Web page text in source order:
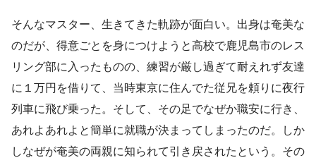
そんなマスター、生きてきた軌跡が面白い。出身は奄美な
のだが、得意ごとを身につけようと高校で鹿児島市のレス
リング部に入ったものの、練習が厳し過ぎて耐えれず友達
に１万円を借りて、当時東京に住んでた従兄を頼りに夜行
列車に飛び乗った。そして、その足でなぜか職安に行き、
あれよあれよと簡単に就職が決まってしまったのだ。しか
しなぜが奄美の両親に知られて引き戻されたという。その